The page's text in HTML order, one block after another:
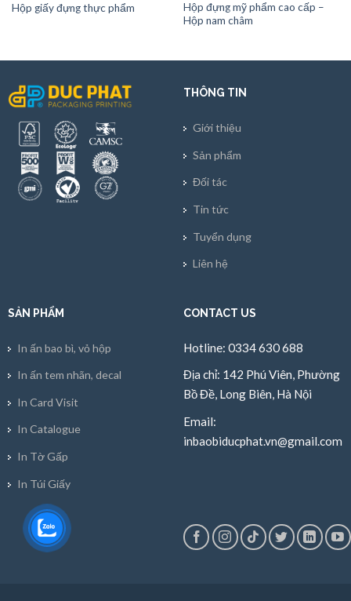
Hộp giấy đựng thực phẩm
Hộp đựng mỹ phẩm cao cấp –
Hộp nam châm
THÔNG TIN
Giới thiệu
Sản phẩm
Đối tác
Tin tức
Tuyển dụng
Liên hệ
SẢN PHẨM
In ấn bao bì, vỏ hộp
In ấn tem nhãn, decal
In Card Visit
In Catalogue
In Tờ Gấp
In Túi Giấy
CONTACT US
Hotline: 0334 630 688
Địa chỉ: 142 Phú Viên, Phường
Bồ Đề, Long Biên, Hà Nội
Email:
inbaobiducphat.vn@gmail.com